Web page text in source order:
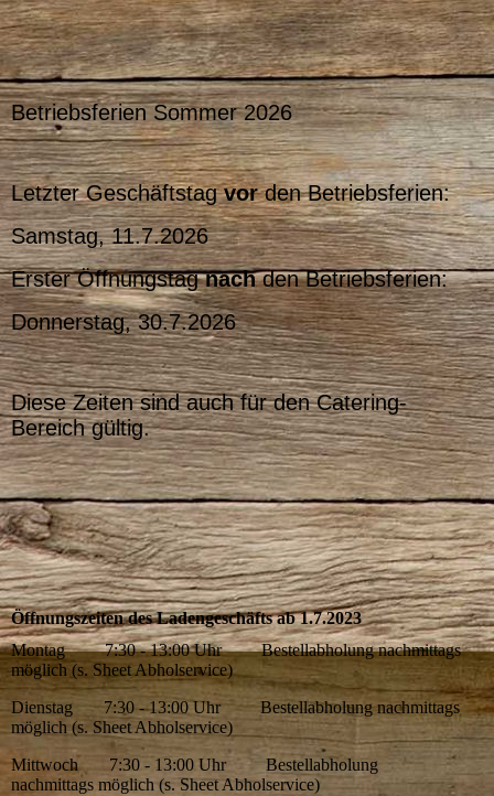
Betriebsferien Sommer 2026
Letzter Geschäftstagvorden Betriebsferien:
Samstag, 11.7.2026
Erster Öffnungstagnachden Betriebsferien:
Donnerstag, 30.7.2026
Diese Zeiten sind auch für den Catering-
Bereich gültig.
Öffnungszeiten des Ladengeschäfts ab 1.7.2023
Montag 7:30 - 13:00 Uhr Bestellabholung nachmittags
möglich (s. Sheet Abholservice)
Dienstag 7:30 - 13:00 Uhr Bestellabholung nachmittags
möglich (s. Sheet Abholservice)
Mittwoch 7:30 - 13:00 Uhr Bestellabholung
nachmittags möglich (s. Sheet Abholservice)